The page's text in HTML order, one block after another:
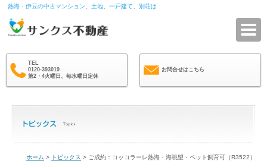
熱海・伊豆の中古マンション、土地、一戸建て、別荘は
TEL
0120-393019
第2・4火曜日、毎水曜日定休
お問合せはこちら
ホーム > トピックス > ご成約：コッコラーレ熱海・海眺望・ペット飼育可（R3522）